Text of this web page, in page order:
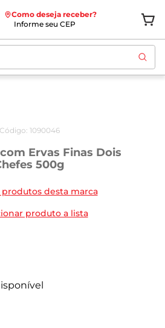
Como deseja receber?
Informe seu CEP
Código: 1090046
Ervas Finas Dois
500g
produtos desta marca
produto a lista